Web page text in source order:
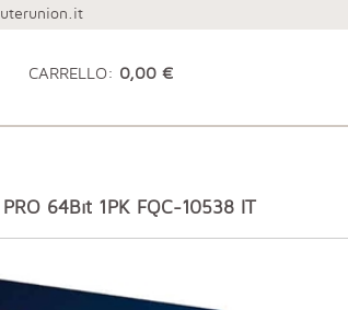
CARRELLO: 0,00 €
64Bit 1PK FQC-10538 IT